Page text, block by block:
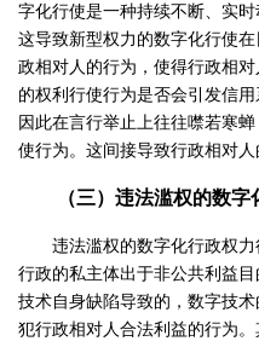
字化行使是一种持续不断、实
这导致新型权力的数字化行使
政相对人的行为，使得行政相
的权利行使行为是否会引发信
因此在言行举止上往往噤若寒
使行为。这间接导致行政相对人
（三）违法滥权的数
违法滥权的数字化行政权
行政的私主体出于非公共利益
技术自身缺陷导致的，数字技
犯行政相对人合法利益的行为